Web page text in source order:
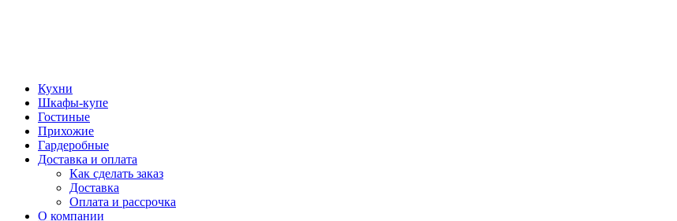
Кухни
Шкафы-купе
Гостиные
Прихожие
Гардеробные
Доставка и оплата
Как сделать заказ
Доставка
Оплата и рассрочка
О компании